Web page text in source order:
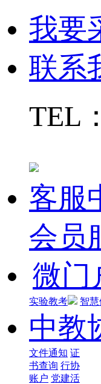
我要
联系
TEL：
客服
会员
微门
实验教考 智
中教
文件通知 证
书查询 行协
账户 党建活